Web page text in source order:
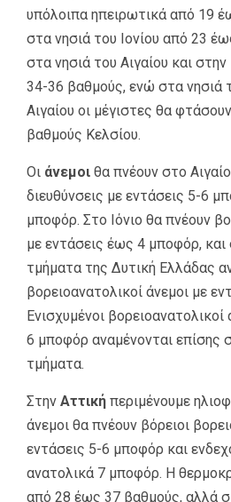
υπόλοιπα ηπειρωτικά από 19
στα νησιά του Ιονίου από 23
στα νησιά του Αιγαίου και
34-36 βαθμούς, ενώ στα νησιά
Αιγαίου οι μέγιστες θα
βαθμούς Κελσίου.
Οι άνεμοι θα πνέουν στο
διευθύνσεις με εντάσεις 5-6
μποφόρ. Στο Ιόνιο θα πνέουν
με εντάσεις έως 4 μποφόρ,
τμήματα της Δυτική Ελλάδας
βορειοανατολικοί άνεμοι με
Ενισχυμένοι
6 μποφόρ αναμένονται επίσης
τμήματα.
Στην Αττική περιμένουμε
άνεμοι θα πνέουν βόρειοι
εντάσεις 5-6 μποφόρ και
ανατολικά 7 μποφόρ. Η
από 28 έως 37 βαθμούς, αλλά